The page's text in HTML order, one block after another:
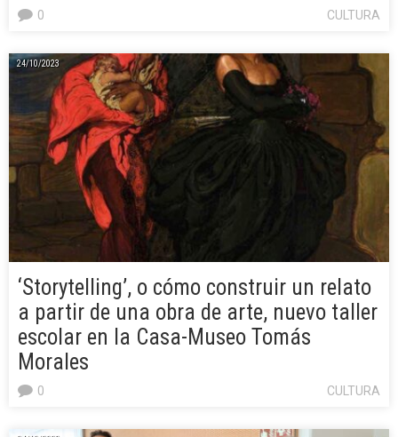
CULTURA
0
24/10/2023
‘Storytelling’, o cómo construir un relato
a partir de una obra de arte, nuevo taller
escolar en la Casa-Museo Tomás
Morales
CULTURA
0